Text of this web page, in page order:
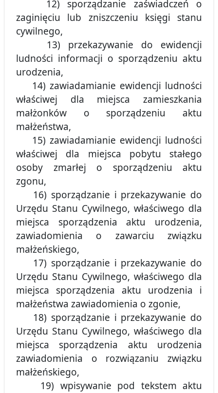
12) sporządzanie zaświadczeń o
zaginięciu lub zniszczeniu księgi stanu
cywilnego,
13) przekazywanie do ewidencji
ludności informacji o sporządzeniu aktu
urodzenia,
14) zawiadamianie ewidencji ludności
właściwej dla miejsca zamieszkania
małżonków o sporządzeniu aktu
małżeństwa,
15) zawiadamianie ewidencji ludności
właściwej dla miejsca pobytu stałego
osoby zmarłej o sporządzeniu aktu
zgonu,
16) sporządzanie i przekazywanie do
Urzędu Stanu Cywilnego, właściwego dla
miejsca sporządzenia aktu urodzenia,
zawiadomienia o zawarciu związku
małżeńskiego,
17) sporządzanie i przekazywanie do
Urzędu Stanu Cywilnego, właściwego dla
miejsca sporządzenia aktu urodzenia i
małżeństwa zawiadomienia o zgonie,
18) sporządzanie i przekazywanie do
Urzędu Stanu Cywilnego, właściwego dla
miejsca sporządzenia aktu urodzenia
zawiadomienia o rozwiązaniu związku
małżeńskiego,
19) wpisywanie pod tekstem aktu